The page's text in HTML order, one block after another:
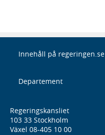
Innehåll på regeringen.se
Departement
Regeringskansliet
103 33 Stockholm
Växel 08-405 10 00